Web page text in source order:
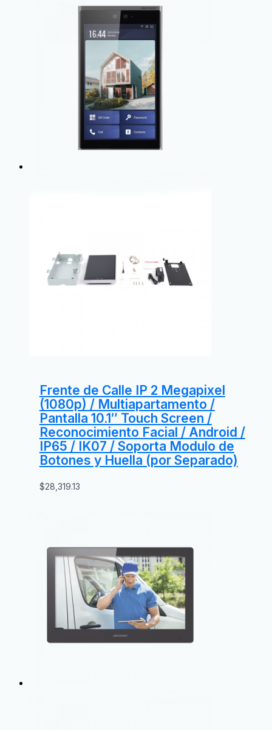
Frente de Calle IP 2 Megapixel
(1080p) / Multiapartamento /
Pantalla 10.1″ Touch Screen /
Reconocimiento Facial / Android /
IP65 / IK07 / Soporta Modulo de
Botones y Huella (por Separado)
$28,319.13